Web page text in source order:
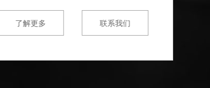
了解更多 联系我们